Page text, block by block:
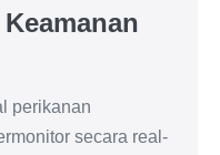
perikanan
secara real-